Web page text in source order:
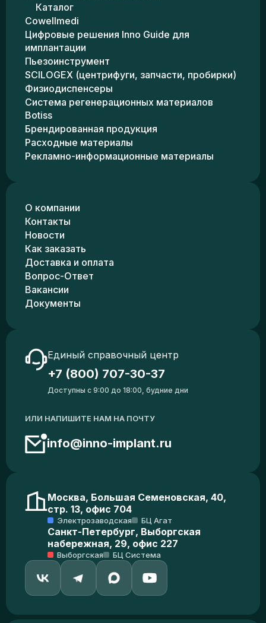
Каталог
Cowellmedi
Цифровые решения Inno Guide для
имплантации
Пьезоинструмент
SCILOGEX (центрифуги, запчасти, пробирки)
Физиодиспенсеры
Система регенерационных материалов
Botiss
Брендированная продукция
Расходные материалы
Рекламно-информационные материалы
О компании
Контакты
Новости
Как заказать
Доставка и оплата
Вопрос-Ответ
Вакансии
Документы
Единый справочный центр
+7 (800) 707-30-37
Доступны с 9:00 до 18:00, будние дни
ИЛИ НАПИШИТЕ НАМ НА ПОЧТУ
info@inno-implant.ru
Москва, Большая Семеновская, 40,
стр. 13, офис 704
Электрозаводская БЦ Агат
Санкт-Петербург, Выборгская
набережная, 29, офис 227
Выборгская БЦ Система